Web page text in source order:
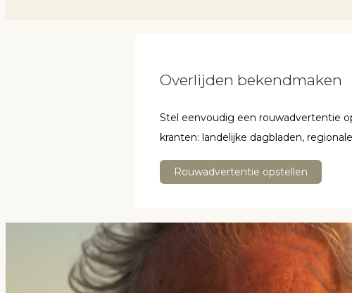
Overlijden bekendmaken
Stel eenvoudig een rouwadvertentie
kranten: landelijke dagbladen,
Rouwadvertentie opstellen